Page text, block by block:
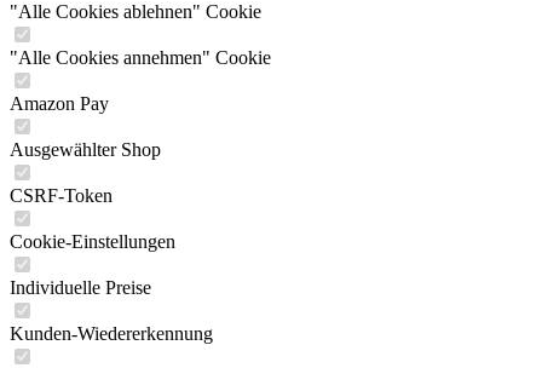
"Alle Cookies ablehnen" Cookie
"Alle Cookies annehmen" Cookie
Amazon Pay
Ausgewählter Shop
CSRF-Token
Cookie-Einstellungen
Individuelle Preise
Kunden-Wiedererkennung